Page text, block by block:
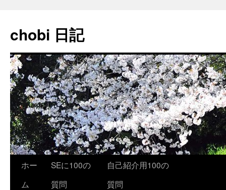
テ
ン
へ
ス
キ
ッ
プ
chobi 日記
ホー
ム
SEに100の
質問
自己紹介用100の
質問